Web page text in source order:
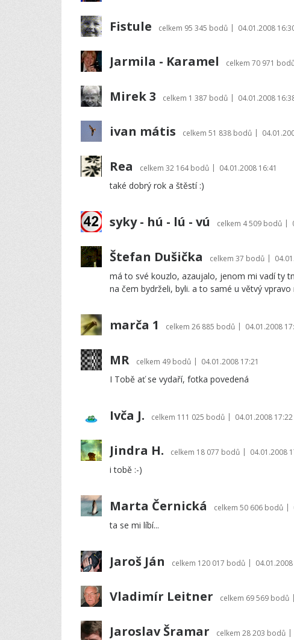
Fistule celkem 95 345 bodů | 04.01.2008
Jarmila - Karamel celkem 70 971
Mirek 3 celkem 1 387 bodů | 04.01.2008
ivan mátis celkem 51 838 bodů |
Rea celkem 32 164 bodů | 04.01.2008 16:41
také dobrý rok a štěstí :)
syky - hú - lú - vú celkem 4 509 bodů |
Štefan Dušička celkem 37 bodů |
má to své kouzlo, azaujalo, jenom mi vadí ty
na čem bydrželi, byli. a to samé u větvý vpravo
marča 1 celkem 26 885 bodů | 04.01.2008
MR celkem 49 bodů | 04.01.2008 17:21
I Tobě ať se vydaří, fotka povedená
Ivča J. celkem 111 025 bodů | 04.01.2008 17:22
Jindra H. celkem 18 077 bodů | 04.01.2008
i tobě :-)
Marta Černická celkem 50 606 bodů |
ta se mi líbí...
Jaroš Ján celkem 120 017 bodů |
Vladimír Leitner celkem 69 569 bodů |
Jaroslav Šramar celkem 28 203 bodů |